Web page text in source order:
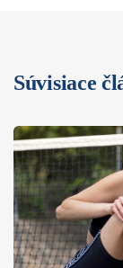
Súvisiace